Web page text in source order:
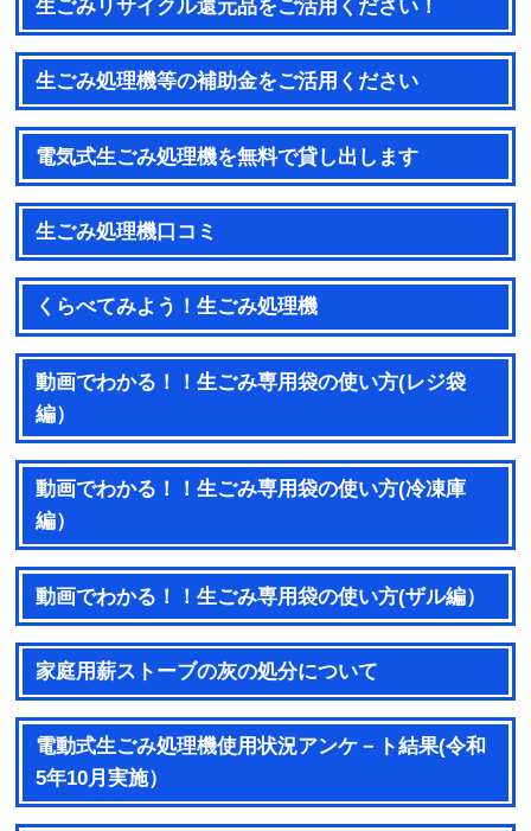
生ごみリサイクル還元品をご活用ください！
生ごみ処理機等の補助金をご活用ください
電気式生ごみ処理機を無料で貸し出します
生ごみ処理機口コミ
くらべてみよう！生ごみ処理機
動画でわかる！！生ごみ専用袋の使い方(レジ袋
編）
動画でわかる！！生ごみ専用袋の使い方(冷凍庫
編）
動画でわかる！！生ごみ専用袋の使い方(ザル編）
家庭用薪ストーブの灰の処分について
電動式生ごみ処理機使用状況アンケ－ト結果(令和
5年10月実施）